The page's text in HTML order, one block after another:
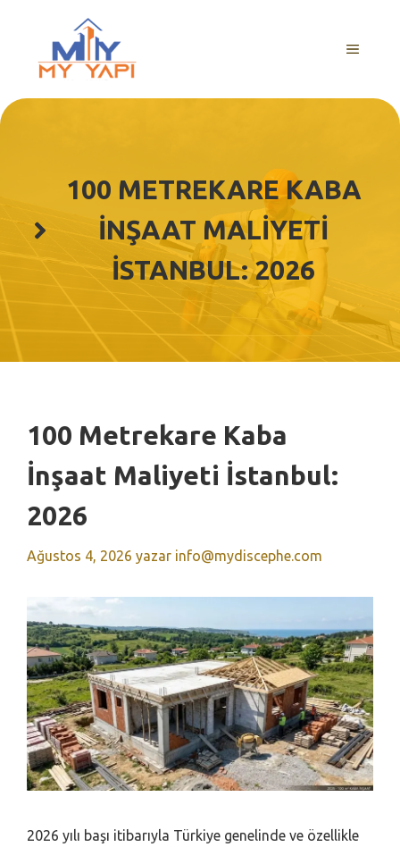
MENÜ
100 METREKARE KABA
İNŞAAT MALIYETI
İSTANBUL: 2026
100 Metrekare Kaba
İnşaat Maliyeti İstanbul:
2026
Ağustos 4, 2026 yazar info@mydiscephe.com
2026 yılı başı itibarıyla Türkiye genelinde ve özellikle